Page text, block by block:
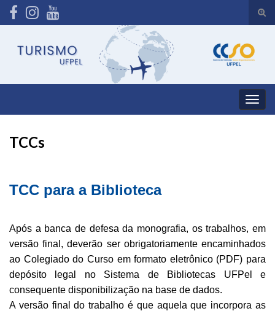
TCCs
TCC para a Biblioteca
Após a banca de defesa da monografia, os trabalhos, em
versão final, deverão ser obrigatoriamente encaminhados
ao Colegiado do Curso em formato eletrônico (PDF) para
depósito legal no Sistema de Bibliotecas UFPel e
consequente disponibilização na base de dados.
A versão final do trabalho é que aquela que incorpora as